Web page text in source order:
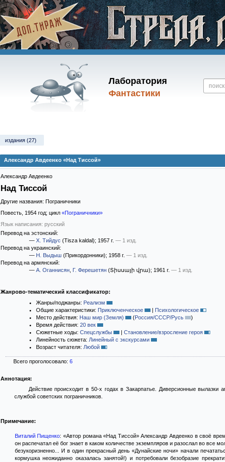
Лаборатория
Фантастики
издания (27)
Александр Авдеенко «Над Тиссой»
Александр Авдеенко
Над Тиссой
Другие названия: Пограничники
Повесть, 1954 год; цикл «Пограничники»
Язык написания: русский
Перевод на эстонский:
— Х. Тийдус (Tisza kaldal); 1957 г. — 1 изд.
Перевод на украинский:
— Н. Выдыш (Прикордонники); 1958 г. — 1 изд.
Перевод на армянский:
— А. Оганнисян Г. Ферешетян (Տիսսայի վրա); 1961 г. — 1 изд.
Жанрово-тематический классификатор:
Жанры/поджанры: Реализм
Общие характеристики: Приключенческое | Психологическое
Место действия: Наш мир (Земля) (Россия/СССР/Русь
)
Время действия: 20 век
Сюжетные ходы: Спецслужбы | Становление/взросление героя
Линейность сюжета: Линейный с экскурсами
Возраст читателя: Любой
Всего проголосовало: 6
Аннотация:
Действие происходит в 50-х годах в Закарпатье. Диверсионные
службой советских пограничников.
Примечание:
Виталий Пищенко: «Автор романа «Над Тисcой» Александр Авдеенко в своё
он распечатал её бог знает в каком количестве экземпляров и разослал во все
безукоризненно... И в один прекрасный день «Дунайские ночи» начали
кормушка неожиданно оказалась занятой!) и потребовали безобразие